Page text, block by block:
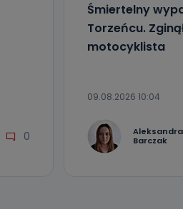
0
Śmiertelny
Torzeńcu.
motocyklista
09.08.2026 10:04
Aleksandra
Barczak